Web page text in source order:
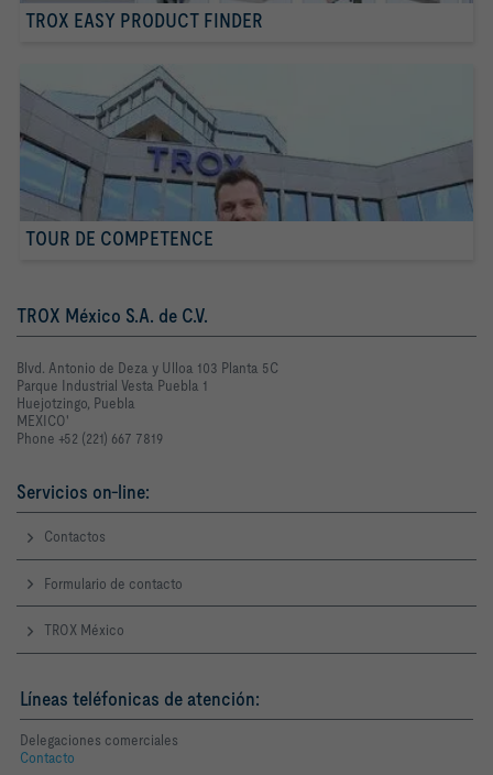
TROX EASY PRODUCT FINDER
TOUR DE COMPETENCE
TROX México S.A. de C.V.
Blvd. Antonio de Deza y Ulloa 103 Planta 5C
Parque Industrial Vesta Puebla 1
Huejotzingo, Puebla
MEXICO'
Phone +52 (221) 667 7819
Servicios on-line:
Contactos
Formulario de contacto
TROX México
Líneas teléfonicas de atención:
Delegaciones comerciales
Contacto